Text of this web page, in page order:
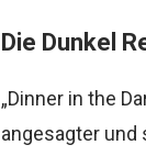
Die Dunkel
„Dinner in the
angesagter und